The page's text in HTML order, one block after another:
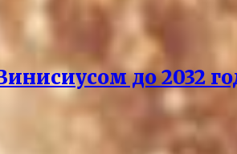
до 2032